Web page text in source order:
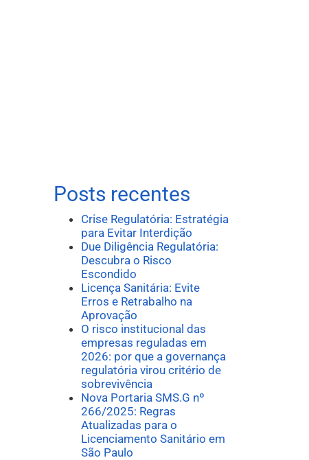
Posts recentes
Crise Regulatória: Estratégia
para Evitar Interdição
Due Diligência Regulatória:
Descubra o Risco
Escondido
Licença Sanitária: Evite
Erros e Retrabalho na
Aprovação
O risco institucional das
empresas reguladas em
2026: por que a governança
regulatória virou critério de
sobrevivência
Nova Portaria SMS.G nº
266/2025: Regras
Atualizadas para o
Licenciamento Sanitário em
São Paulo